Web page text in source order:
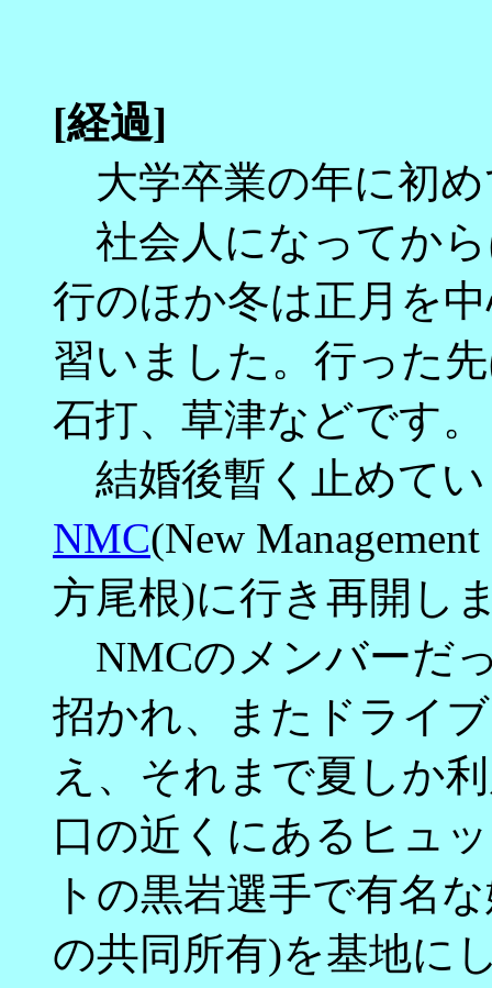
[経過]
大学卒業の年に初
社会人になってか
行のほか冬は正月を
習いました。行った
石打、草津などです。
結婚後暫く止めて
NMC(New
方尾根)に行き再開し
NMCのメンバーだ
招かれ、またドライ
え、それまで夏しか
口の近くにあるヒュ
トの黒岩選手で有名
の共同所有)を基地に